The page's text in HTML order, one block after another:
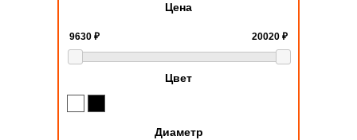
Цена
Цвет
Диаметр